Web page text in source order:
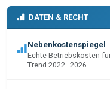
DATEN & RECHT
Nebenkostenspiegel
Echte Betriebskosten
Trend 2022–2026.